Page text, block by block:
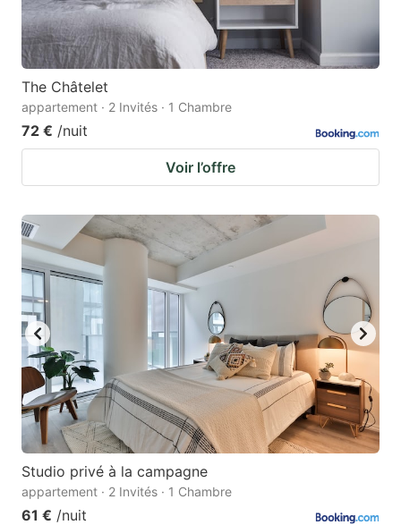
The Châtelet
appartement · 2 Invités · 1 Chambre
72 € /nuit
Voir l’offre
Studio privé à la campagne
appartement · 2 Invités · 1 Chambre
61 € /nuit